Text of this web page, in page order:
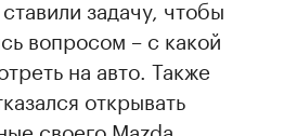
задачу, чтобы
вопросом – с какой
на авто. Также
открывать
своего Mazda